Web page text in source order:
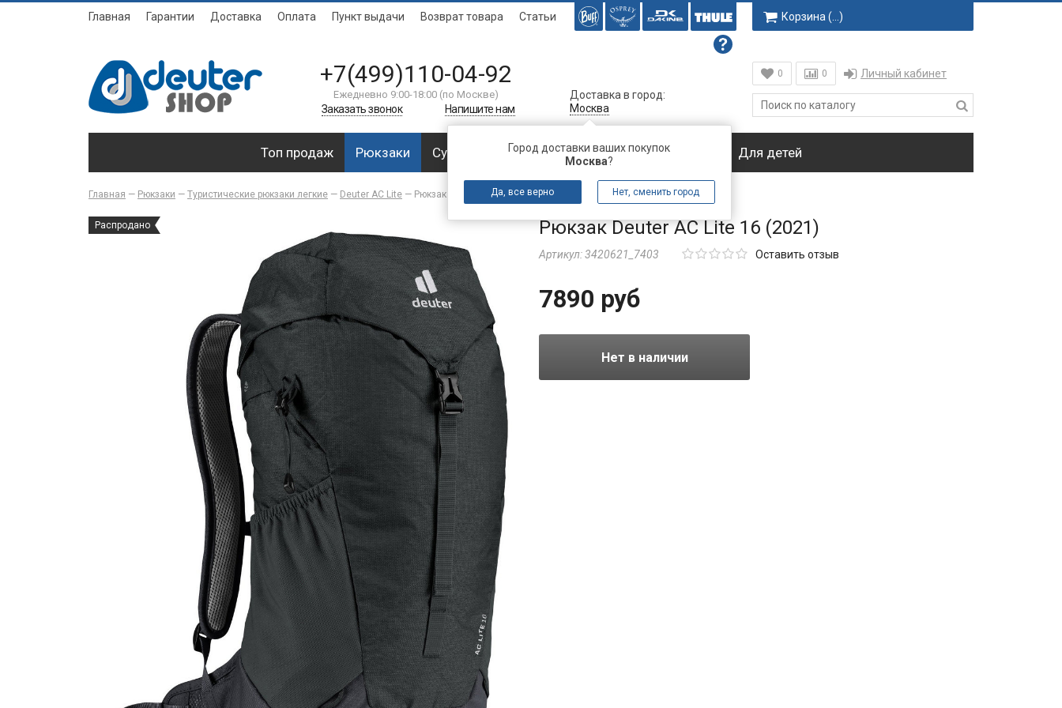
Главная Гарантии Доставка Оплата Пункт выдачи Возврат товара Статьи Корзина ( )
+7(499)110-04-92
Ежедневно 9:00-18:00 (по Москве)
Заказать звонок Напишите нам
Доставка в город:
Москва
Город доставки ваших покупок
Москва?
Да, все верно Нет, сменить город
0 0 Личный кабинет
Топ продаж Рюкзаки Сумки Багаж Аксессуары Спальники Для детей
Главная — Рюкзаки — Туристические рюкзаки легкие — Deuter AС Lite — Рюкзак Deuter AC Lite 16 (2021)
Распродано Рюкзак Deuter AC Lite 16 (2021)
Артикул:3420621_7403 Оставить отзыв
7890 руб
Нет в наличии